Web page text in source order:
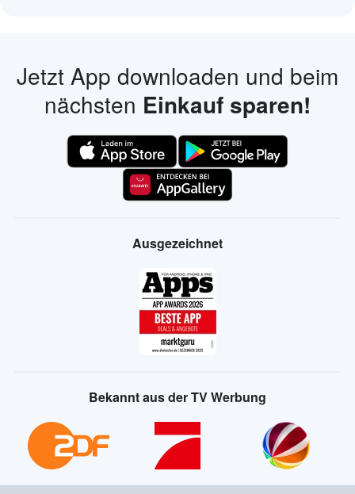
Jetzt App downloaden und beim
nächsten Einkauf sparen!
Ausgezeichnet
Bekannt aus der TV Werbung